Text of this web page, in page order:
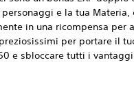
e la tua Materia,
in una ricompensa per
per portare il
e sbloccare tutti i